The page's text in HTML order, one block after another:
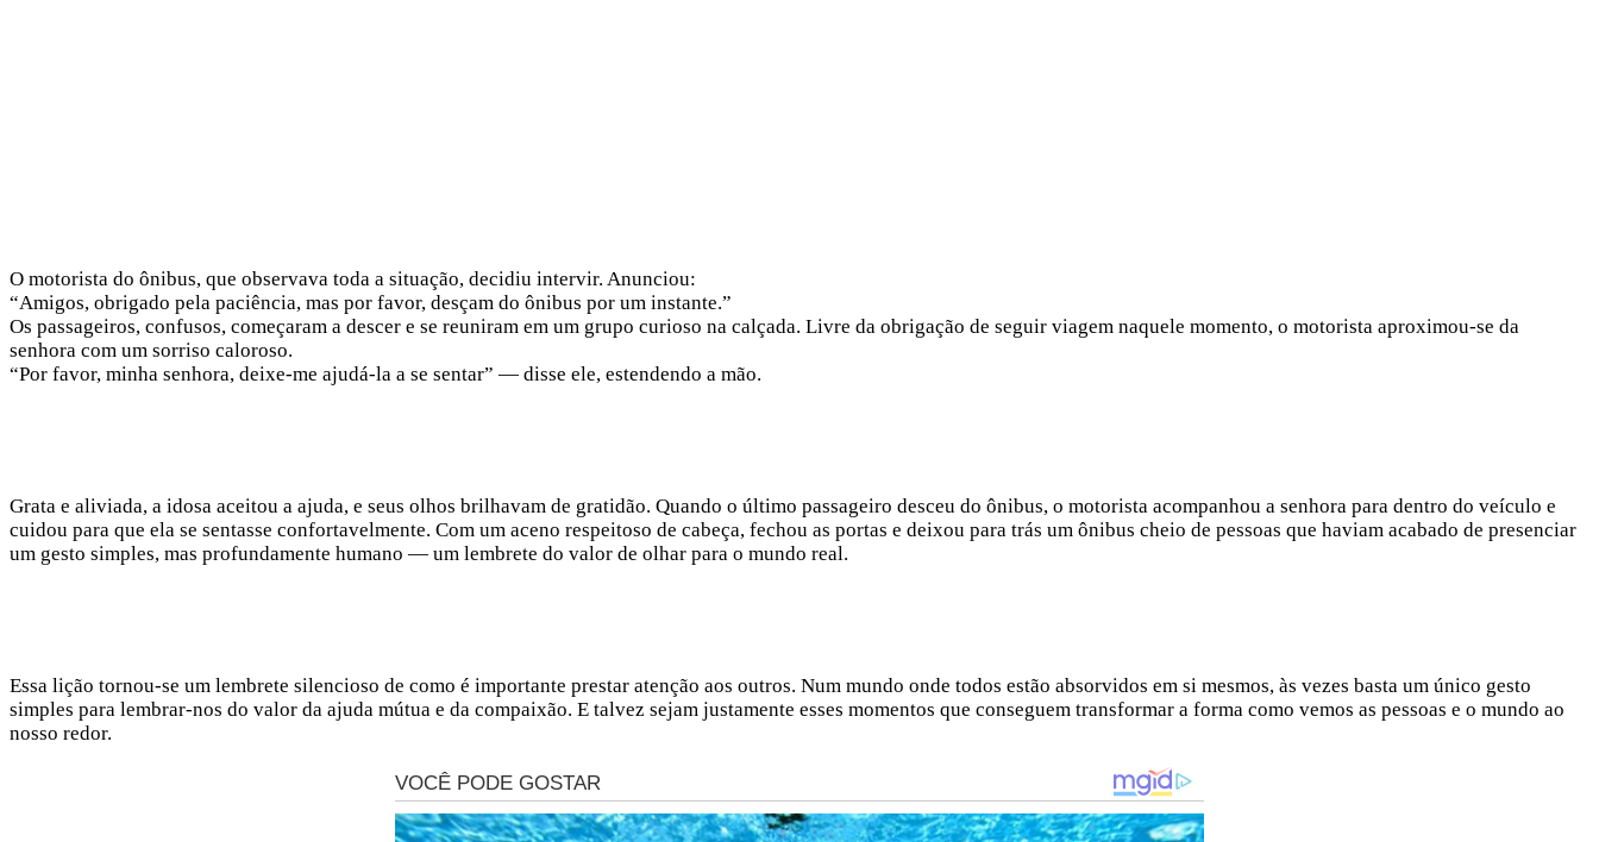
O motorista do ônibus, que observava toda a situação, decidiu intervir. Anunciou:
“Amigos, obrigado pela paciência, mas por favor, desçam do ônibus por um instante.”
Os passageiros, confusos, começaram a descer e se reuniram em um grupo curioso na calçada. Livre da obrigação de seguir viagem naquele momento, o motorista aproximou-se da
senhora com um sorriso caloroso.
“Por favor, minha senhora, deixe-me ajudá-la a se sentar” — disse ele, estendendo a mão.
Grata e aliviada, a idosa aceitou a ajuda, e seus olhos brilhavam de gratidão. Quando o último passageiro desceu do ônibus, o motorista acompanhou a senhora para dentro do veículo e
cuidou para que ela se sentasse confortavelmente. Com um aceno respeitoso de cabeça, fechou as portas e deixou para trás um ônibus cheio de pessoas que haviam acabado de presenciar
um gesto simples, mas profundamente humano — um lembrete do valor de olhar para o mundo real.
Essa lição tornou-se um lembrete silencioso de como é importante prestar atenção aos outros. Num mundo onde todos estão absorvidos em si mesmos, às vezes basta um único gesto
simples para lembrar-nos do valor da ajuda mútua e da compaixão. E talvez sejam justamente esses momentos que conseguem transformar a forma como vemos as pessoas e o mundo ao
nosso redor.